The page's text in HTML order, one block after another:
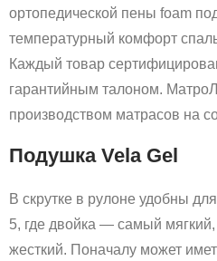
ортопедической пены foam
температурный комфорт
Каждый товар
гарантийным талоном.
производством матрасов на
Подушка Vela Gel
В скрутке в рулоне удобны
5, где двойка — самый
жесткий. Поначалу может